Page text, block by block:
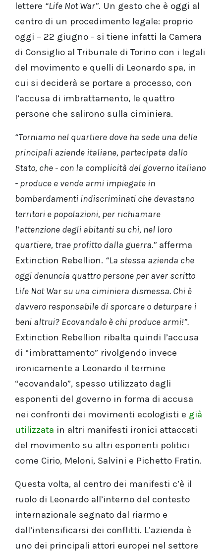
lettere “Life Not War”. Un gesto che è oggi al
centro di un procedimento legale: proprio
oggi – 22 giugno - si tiene infatti la Camera
di Consiglio al Tribunale di Torino con i legali
del movimento e quelli di Leonardo spa, in
cui si deciderà se portare a processo, con
l’accusa di imbrattamento, le quattro
persone che salirono sulla ciminiera.
“Torniamo nel quartiere dove ha sede una delle
principali aziende italiane, partecipata dallo
Stato, che - con la complicità del governo italiano
- produce e vende armi impiegate in
bombardamenti indiscriminati che devastano
territori e popolazioni, per richiamare
l’attenzione degli abitanti su chi, nel loro
quartiere, trae profitto dalla guerra.” afferma
Extinction Rebellion. “La stessa azienda che
oggi denuncia quattro persone per aver scritto
Life Not War su una ciminiera dismessa. Chi è
davvero responsabile di sporcare o deturpare i
beni altrui? Ecovandalo è chi produce armi!”.
Extinction Rebellion ribalta quindi l’accusa
di “imbrattamento” rivolgendo invece
ironicamente a Leonardo il termine
“ecovandalo”, spesso utilizzato dagli
esponenti del governo in forma di accusa
nei confronti dei movimenti ecologisti e già
utilizzata in altri manifesti ironici attaccati
del movimento su altri esponenti politici
come Cirio, Meloni, Salvini e Pichetto Fratin.
Questa volta, al centro dei manifesti c’è il
ruolo di Leonardo all’interno del contesto
internazionale segnato dal riarmo e
dall’intensificarsi dei conflitti. L’azienda è
uno dei principali attori europei nel settore